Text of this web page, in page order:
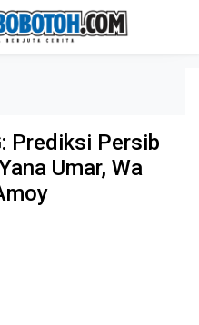
Prediksi Persib
Umar, Wa